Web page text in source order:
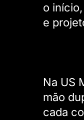
o
e
Na US
mão
cada